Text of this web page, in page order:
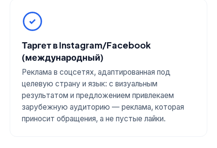
Таргет в Instagram/Facebook
(международный)
Реклама в соцсетях, адаптированная под
целевую страну и язык: с визуальным
результатом и предложением привлекаем
зарубежную аудиторию — реклама, которая
приносит обращения, а не пустые лайки.